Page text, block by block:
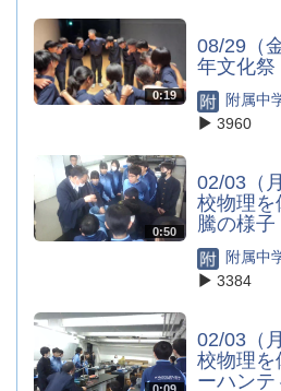
0:19
08/29（
年文化
附属中
3960
0:50
02/03（
校物理を
騰の様子
附属中
3384
02/03（
校物理を
ーハンテ